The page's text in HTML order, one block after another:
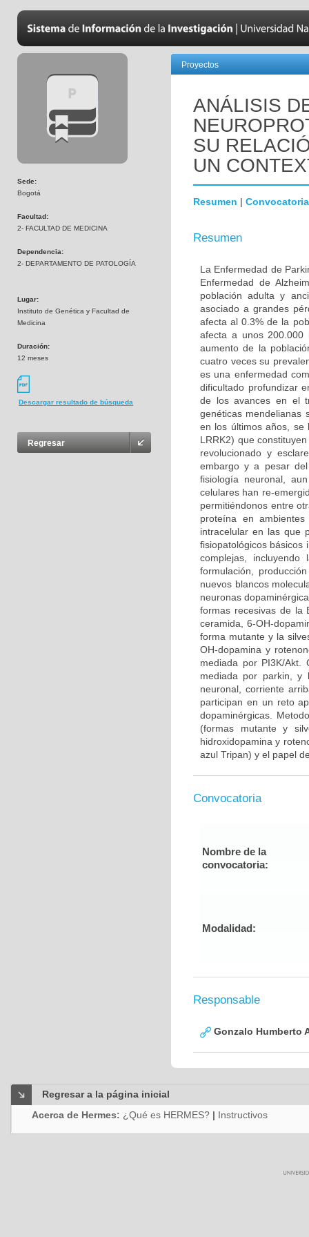
Sede:
Bogotá
Facultad:
2- FACULTAD DE MEDICINA
Dependencia:
2- DEPARTAMENTO DE PATOLOGÍA
Lugar:
Instituto de Genética y Facultad de
Medicina
Duración:
12 meses
Descargar resultado de búsqueda
Regresar
Proyectos
ANÁLISIS
SU
UN
Resumen | Convocatoria
Resumen
La Enfermedad de
Enfermedad de
población adulta y
asociado a grandes
afecta al 0.3% de la
afecta a unos 200.000
aumento de la
cuatro veces su
es una enfermedad
dificultado profundizar
de los avances en el
genéticas mendelianas
en los últimos años, se
LRRK2) que
revolucionado y
embargo y a pesar
fisiología neuronal,
celulares han re-
permitiéndonos entre
proteína en
intracelular en las que
fisiopatológicos básicos
complejas,
formulación,
nuevos blancos
neuronas
formas recesivas de la
ceramida, 6-OH-
forma mutante y la
OH-dopamina y
mediada por PI3K/
mediada por parkin, y
neuronal, corriente
participan en un reto
dopaminérgicas.
(formas mutante y
hidroxidopamina y
azul Tripan) y el papel
Convocatoria
Nombre de la
convocatoria:
Modalidad:
Responsable
Gonzalo Humberto
Regresar a la página inicial
Acerca de Hermes: ¿Qué es HERMES? | Instructivos